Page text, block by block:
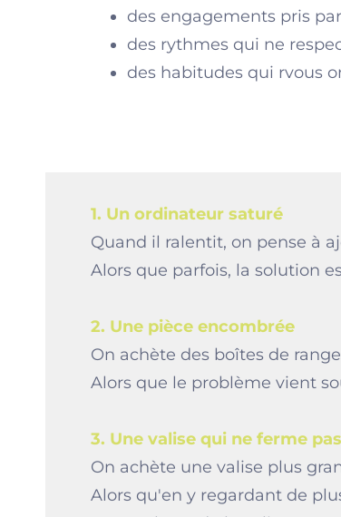
des engagements pris
des rythmes qui ne
des habitudes qui rvous
1. Un ordinateur saturé
Quand il ralentit, on pense à
Alors que parfois, la solution
2. Une pièce encombrée
On achète des boîtes de
Alors que le problème vient
3. Une valise qui ne ferme
On achète une valise plus
Alors qu'en y regardant de